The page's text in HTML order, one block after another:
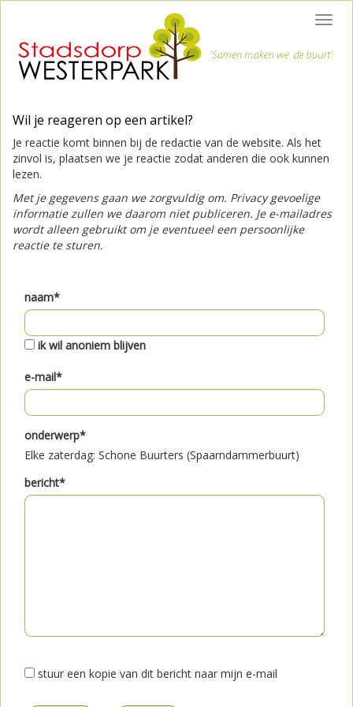
Wil je reageren op een artikel?
Je reactie komt binnen bij de redactie van de website. Als het
zinvol is, plaatsen we je reactie zodat anderen die ook kunnen
lezen.
Met je gegevens gaan we zorgvuldig om. Privacy gevoelige
informatie zullen we daarom niet publiceren. Je e-mailadres
wordt alleen gebruikt om je eventueel een persoonlijke
reactie te sturen.
naam*
ik wil anoniem blijven
e-mail*
onderwerp*
Elke zaterdag: Schone Buurters (Spaarndammerbuurt)
bericht*
stuur een kopie van dit bericht naar mijn e-mail